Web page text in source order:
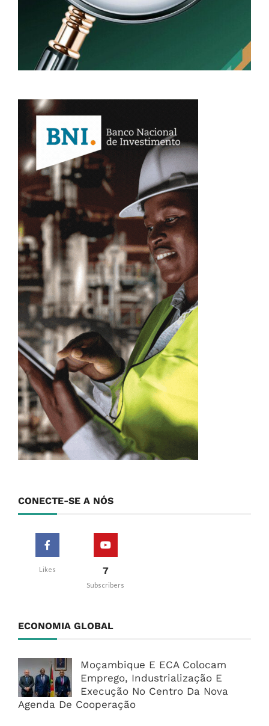
CONECTE-SE A NÓS
Likes 7
Subscribers
ECONOMIA GLOBAL
Moçambique E ECA Colocam
Emprego, Industrialização E
Execução No Centro Da Nova
Agenda De Cooperação